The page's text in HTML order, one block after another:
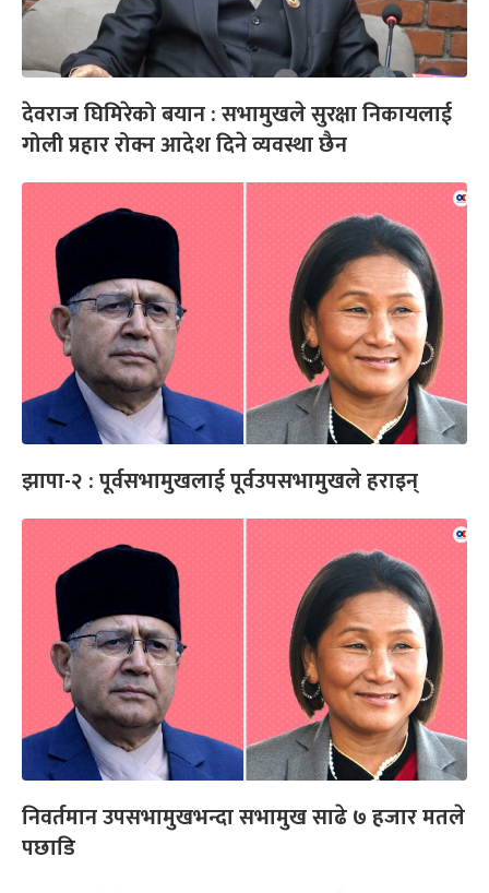
देवराज घिमिरेको बयान : सभामुखले सुरक्षा निकायलाई
गोली प्रहार रोक्न आदेश दिने व्यवस्था छैन
झापा-२ : पूर्वसभामुखलाई पूर्वउपसभामुखले हराइन्
निवर्तमान उपसभामुखभन्दा सभामुख साढे ७ हजार मतले
पछाडि